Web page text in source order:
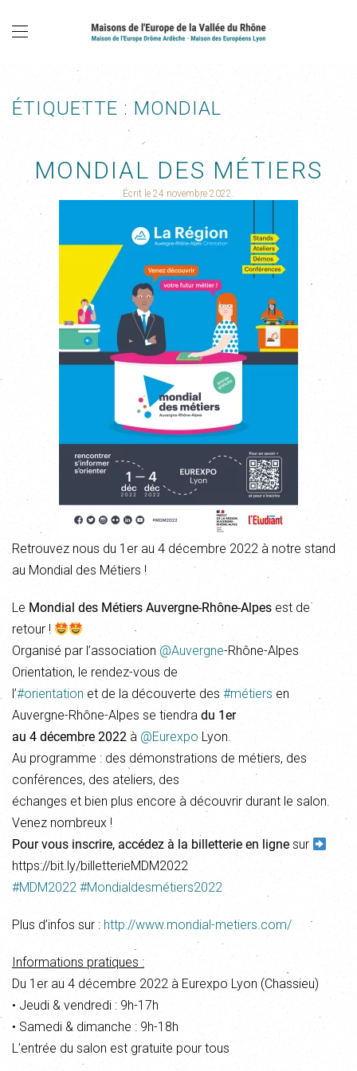
ÉTIQUETTE : MONDIAL
MONDIAL DES MÉTIERS
Écrit le 24 novembre 2022.
Retrouvez nous du 1er au 4 décembre 2022 à notre stand
au Mondial des Métiers !
Le Mondial des Métiers Auvergne-Rhône-Alpes est de
retour !
Organisé par l’association @Auvergne-Rhône-Alpes
Orientation, le rendez-vous de
l’#orientation et de la découverte des #métiers en
Auvergne-Rhône-Alpes se tiendra du 1er
au 4 décembre 2022 à @Eurexpo Lyon.
Au programme : des démonstrations de métiers, des
conférences, des ateliers, des
échanges et bien plus encore à découvrir durant le salon.
Venez nombreux !
Pour vous inscrire, accédez à la billetterie en ligne sur
https://bit.ly/billetterieMDM2022
#MDM2022 #Mondialdesmétiers2022
Plus d’infos sur : http://www.mondial-metiers.com/
Informations pratiques :
Du 1er au 4 décembre 2022 à Eurexpo Lyon (Chassieu)
• Jeudi & vendredi : 9h-17h
• Samedi & dimanche : 9h-18h
L’entrée du salon est gratuite pour tous